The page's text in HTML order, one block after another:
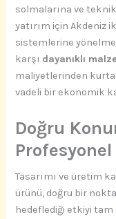
solmalarına ve
yatırım için Akdeniz
sistemlerine
karşı dayanıklı
maliyetlerinden
vadeli bir ekonomik
Doğru
Tasarımı ve üretim
ürünü, doğru bir
hedeflediği etkiyi